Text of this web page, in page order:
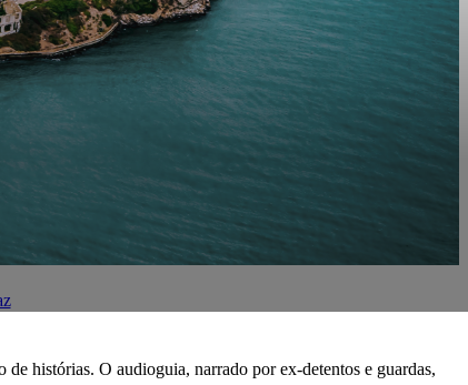
histórias. O audioguia, narrado por ex-detentos e guardas,